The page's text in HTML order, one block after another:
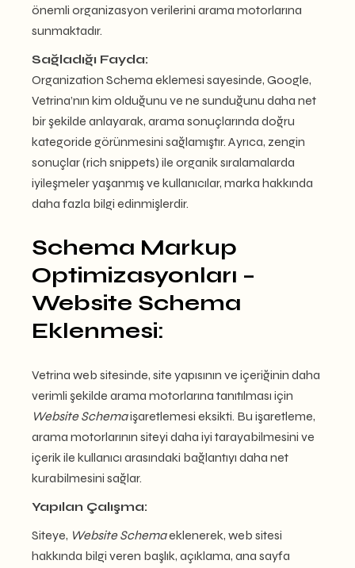
önemli organizasyon verilerini arama motorlarına
sunmaktadır.
Sağladığı Fayda:
Organization Schema eklemesi sayesinde, Google,
Vetrina’nın kim olduğunu ve ne sunduğunu daha net
bir şekilde anlayarak, arama sonuçlarında doğru
kategoride görünmesini sağlamıştır. Ayrıca, zengin
sonuçlar (rich snippets) ile organik sıralamalarda
iyileşmeler yaşanmış ve kullanıcılar, marka hakkında
daha fazla bilgi edinmişlerdir.
Schema Markup
Optimizasyonları –
Website Schema
Eklenmesi:
Vetrina web sitesinde, site yapısının ve içeriğinin daha
verimli şekilde arama motorlarına tanıtılması için
Website Schemaişaretlemesi eksikti. Bu işaretleme,
arama motorlarının siteyi daha iyi tarayabilmesini ve
içerik ile kullanıcı arasındaki bağlantıyı daha net
kurabilmesini sağlar.
Yapılan Çalışma:
Siteye, Website Schemaeklenerek, web sitesi
hakkında bilgi veren başlık, açıklama, ana sayfa